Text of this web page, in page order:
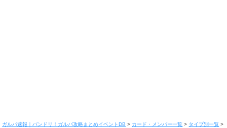
ガルパ速報｜バンドリ！ガルパ攻略まとめイベントDB > カード・メンバー一覧 > タイプ別一覧 >